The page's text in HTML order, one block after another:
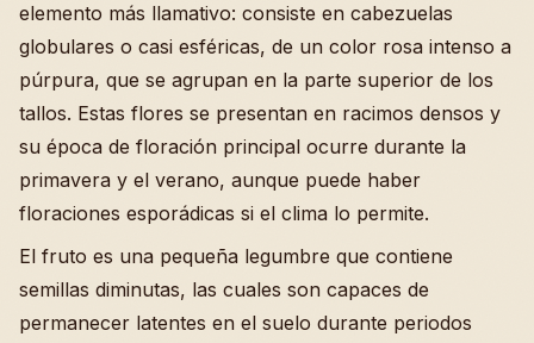
elemento más llamativo: consiste en cabezuelas
globulares o casi esféricas, de un color rosa intenso a
púrpura, que se agrupan en la parte superior de los
tallos. Estas flores se presentan en racimos densos y
su época de floración principal ocurre durante la
primavera y el verano, aunque puede haber
floraciones esporádicas si el clima lo permite.
El fruto es una pequeña legumbre que contiene
semillas diminutas, las cuales son capaces de
permanecer latentes en el suelo durante periodos